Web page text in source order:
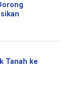
Tanah ke